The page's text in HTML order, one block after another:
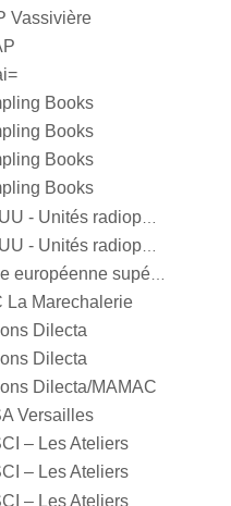
Vassivière
Books
Books
Books
Books
La Marechalerie
Dilecta
Dilecta
Dilecta/MAMAC
Versailles
– Les Ateliers
– Les Ateliers
– Les Ateliers